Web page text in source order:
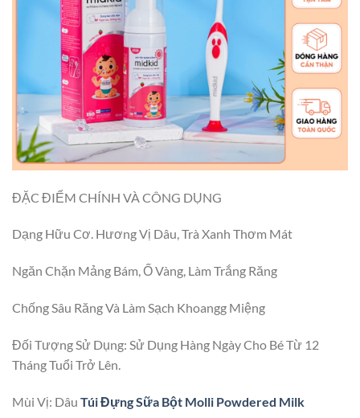
ĐẶC ĐIỂM CHÍNH VÀ CÔNG DỤNG
Dạng Hữu Cơ. Hương Vị Dâu, Trà Xanh Thơm Mát
Ngăn Chặn Mảng Bám, Ố Vàng, Làm Trắng Răng
Chống Sâu Răng Và Làm Sạch Khoangg Miệng
Đối Tượng Sử Dụng: Sử Dụng Hàng Ngày Cho Bé Từ 12
Tháng Tuổi Trở Lên.
Mùi Vị: Dâu Túi Đựng Sữa Bột Molli Powdered Milk